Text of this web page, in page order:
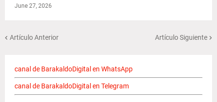
June 27, 2026
Artículo Anterior Artículo Siguiente
canal de BarakaldoDigital en WhatsApp
canal de BarakaldoDigital en Telegram